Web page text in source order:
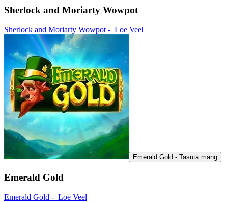
Sherlock and Moriarty Wowpot
Sherlock and Moriarty Wowpot - Loe Veel
Emerald Gold - Tasuta mäng
Emerald Gold
Emerald Gold - Loe Veel